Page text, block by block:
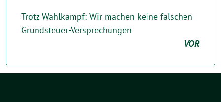
Trotz Wahlkampf: Wir machen keine falschen
Grundsteuer-Versprechungen
VOR